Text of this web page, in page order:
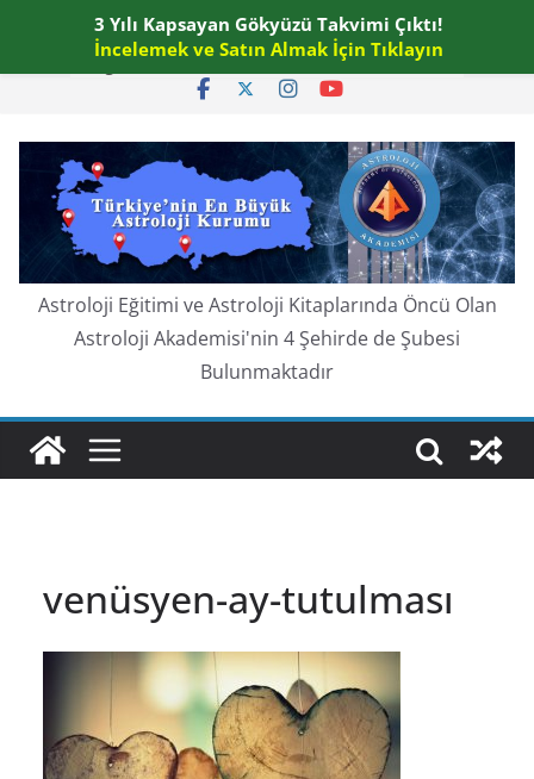
content
Perşembe, Ağustos 6, 2026
Astroloji Eğitimi ve Astroloji Kitaplarında Öncü Olan
Astroloji Akademisi'nin 4 Şehirde de Şubesi
Bulunmaktadır
venüsyen-ay-tutulması
3 Yılı Kapsayan Gökyüzü Takvimi Çıktı!
İncelemek ve Satın Almak İçin Tıklayın